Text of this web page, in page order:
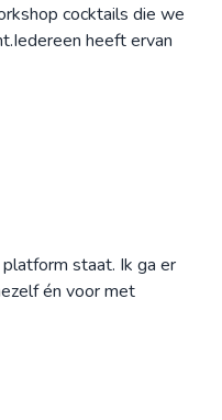
cocktails die we
heeft ervan
staat. Ik ga er
én voor met